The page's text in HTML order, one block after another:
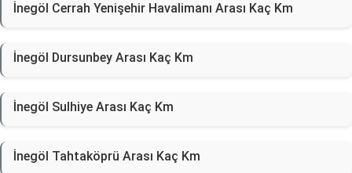
İnegöl Cerrah Yenişehir Havalimanı Arası Kaç Km
İnegöl Dursunbey Arası Kaç Km
İnegöl Sulhiye Arası Kaç Km
İnegöl Tahtaköprü Arası Kaç Km